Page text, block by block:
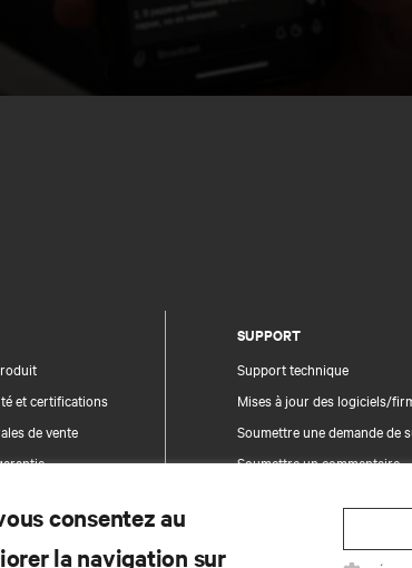
et certifications
de vente
SUPPORT
Support technique
Mises à jour des logiciels/
Soumettre une demande de
Soumettre un commentaire
Sécurité des informations
consentez au
la navigation sur